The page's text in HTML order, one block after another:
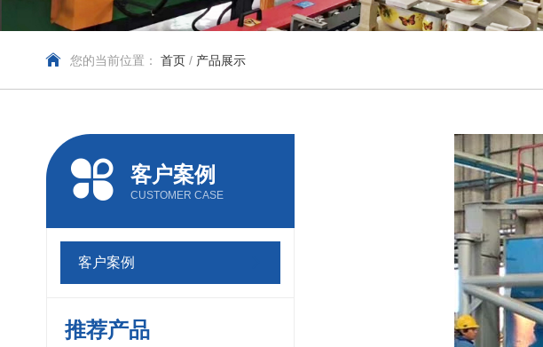
您的当前位置： 首页 / 产品展示
客户案例
CUSTOMER CASE
客户案例
推荐产品